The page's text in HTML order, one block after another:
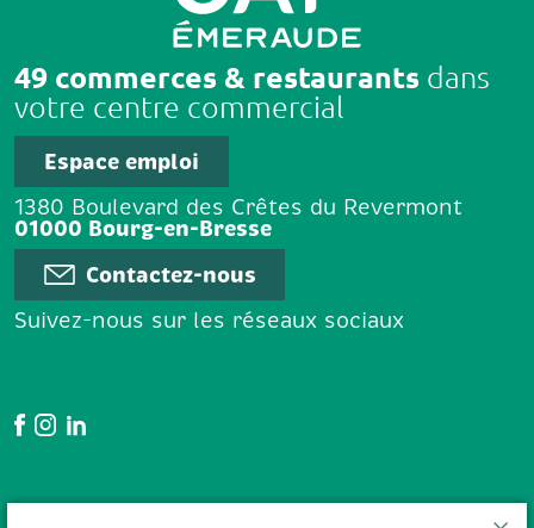
49 commerces & restaurants dans
votre centre commercial
Espace emploi
1380 Boulevard des Crêtes du Revermont
01000 Bourg-en-Bresse
Contactez-nous
Suivez-nous sur les réseaux sociaux